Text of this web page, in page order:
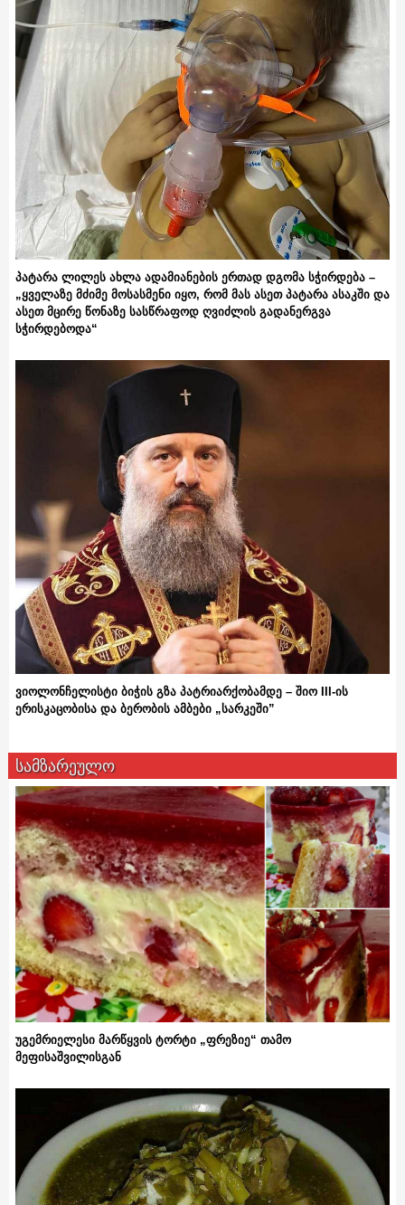
პატარა ლილეს ახლა ადამიანების ერთად დგომა სჭირდება –
„ყველაზე მძიმე მოსასმენი იყო, რომ მას ასეთ პატარა ასაკში და
ასეთ მცირე წონაზე სასწრაფოდ ღვიძლის გადანერგვა
სჭირდებოდა“
ვიოლონჩელისტი ბიჭის გზა პატრიარქობამდე – შიო III-ის
ერისკაცობისა და ბერობის ამბები „სარკეში”
სამზარეულო
უგემრიელესი მარწყვის ტორტი „ფრეზიე“ თამო
მეფისაშვილისგან